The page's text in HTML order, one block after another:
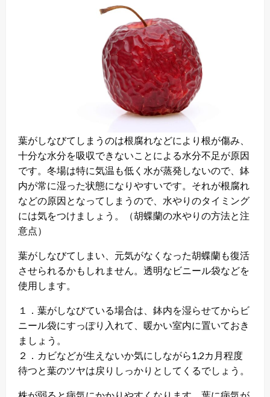
葉がしなびてしまうのは根腐れなどにより根が傷み、
十分な水分を吸収できないことによる水分不足が原因
です。冬場は特に気温も低く水が蒸発しないので、鉢
内が常に湿った状態になりやすいです。それが根腐れ
などの原因となってしまうので、水やりのタイミング
には気をつけましょう。（胡蝶蘭の水やりの方法と注
意点）
葉がしなびてしまい、元気がなくなった胡蝶蘭も復活
させられるかもしれません。透明なビニール袋などを
使用します。
１．葉がしなびている場合は、鉢内を湿らせてからビ
ニール袋にすっぽり入れて、暖かい室内に置いておき
ましょう。
２．カビなどが生えないか気にしながら1,2カ月程度
待つと葉のツヤは戻りしっかりとしてくるでしょう。